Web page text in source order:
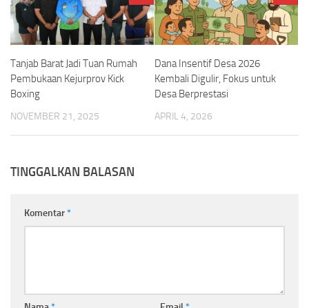
Tanjab Barat Jadi Tuan Rumah
Pembukaan Kejurprov Kick
Boxing
NOVEMBER 21, 2025
Dana Insentif Desa 2026
Kembali Digulir, Fokus untuk
Desa Berprestasi
APRIL 4, 2026
TINGGALKAN BALASAN
Komentar*